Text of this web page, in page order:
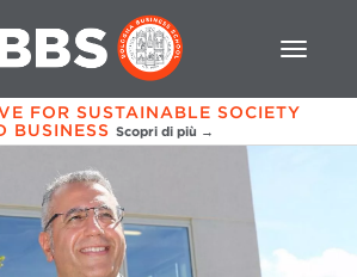
FOR SUSTAINABLE SOCIETY
BUSINESS Scopri di più →